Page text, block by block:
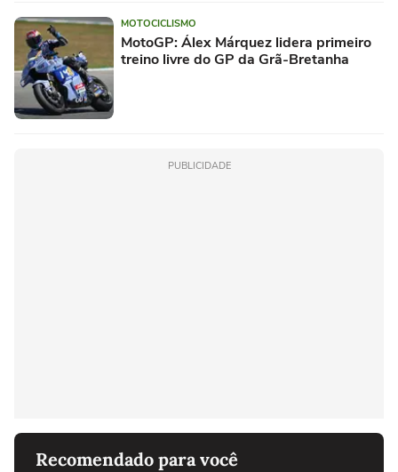
MOTOCICLISMO
MotoGP: Álex Márquez lidera primeiro
treino livre do GP da Grã-Bretanha
PUBLICIDADE
Recomendado para você